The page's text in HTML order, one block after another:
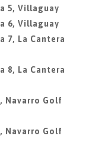
5, Villaguay
6, Villaguay
7, La Cantera
8, La Cantera
Navarro Golf
Navarro Golf